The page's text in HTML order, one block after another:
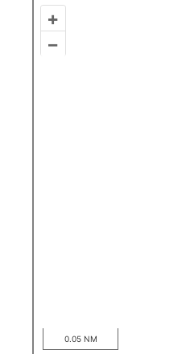
+
–
0.05 NM